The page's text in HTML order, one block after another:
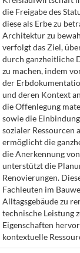
die Freigabe des
diese als Erbe zu
Architektur zu
verfolgt das Ziel,
durch ganzheitliche
zu machen, indem
der
und deren Kontext
die Offenlegung
sowie die
sozialer Ressourcen
ermöglicht die
die Anerkennung
unterstützt die
Renovierungen.
Fachleuten im
Alltagsgebäude zu
technische Leistung
Eigenschaften
kontextuelle